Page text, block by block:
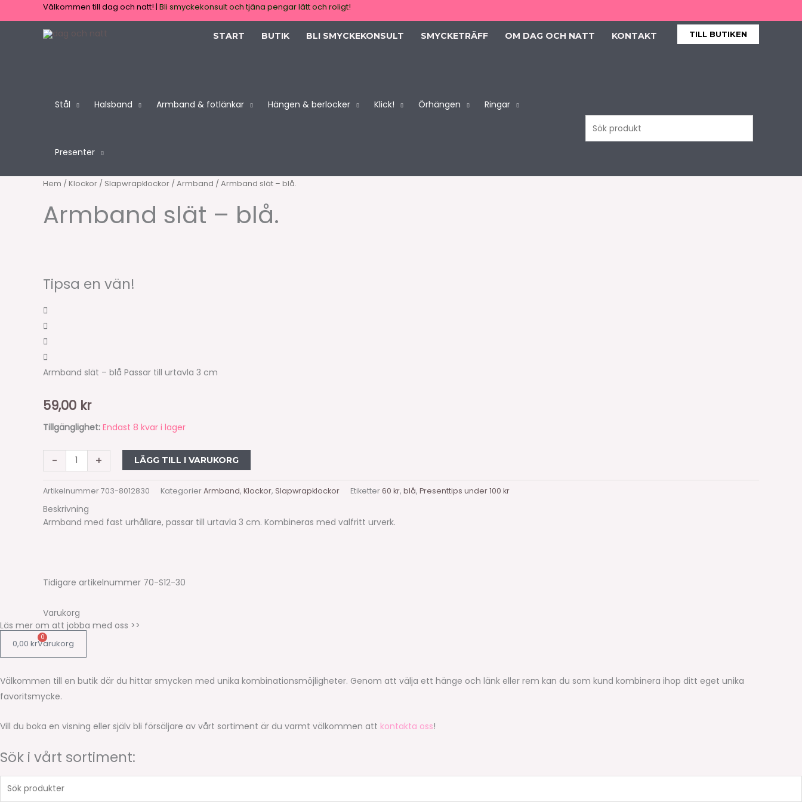
till
Välkommen till dag och natt! | Bli smyckekonsult och tjäna pengar lätt och roligt!
START BUTIK BLI SMYCKEKONSULT SMYCKETRÄFF OM DAG OCH NATT KONTAKT TILL BUTIKEN
Stål Halsband Armband & fotlänkar Hängen & berlocker Klick! Örhängen Ringar
Presenter
Sök
produkt
Hem /Klockor / Slapwrapklockor /Armband / Armband slät – blå.
Armband slät – blå.
Tipsa en vän!
Armband slät – blå Passar till urtavla 3 cm
59,00 kr
Tillgänglighet: Endast 8 kvar i lager
-
Armband
-
+ LÄGG TILL I VARUKORG
Artikelnummer703-8012830 KategorierArmband, Klockor, Slapwrapklockor Etiketter60 kr, blå, Presenttips under 100 kr
Beskrivning
Armband med fast urhållare, passar till urtavla 3 cm. Kombineras med valfritt urverk.
Tidigare artikelnummer 70-S12-30
Varukorg
Läs mer om att jobba med oss >>
0,00 kr
0
Varukorg
Välkommen till en butik där du hittar smycken med unika kombinationsmöjligheter. Genom att välja ett hänge och länk eller rem kan du som kund kombinera ihop ditt eget unika
favoritsmycke.
Vill du boka en visning eller själv bli försäljare av vårt sortiment är du varmt välkommen att kontakta oss!
Sök i vårt sortiment:
Sök